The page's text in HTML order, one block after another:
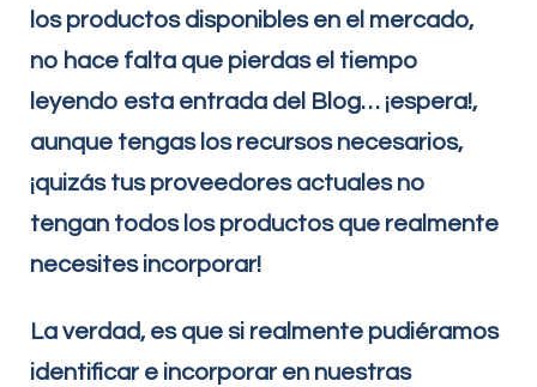
los productos disponibles en el mercado,
no hace falta que pierdas el tiempo
leyendo esta entrada del Blog… ¡espera!,
aunque tengas los recursos necesarios,
¡quizás tus proveedores actuales no
tengan todos los productos que realmente
necesites incorporar!
La verdad, es que si realmente pudiéramos
identificar e incorporar en nuestras